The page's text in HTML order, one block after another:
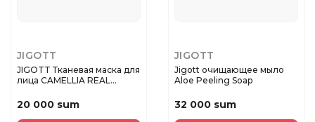
JIGOTT
JIGOTT Тканевая маска для
лица CAMELLIA REAL
20 000 sum
JIGOTT
Jigott очищающее мыло
Aloe Peeling Soap
32 000 sum